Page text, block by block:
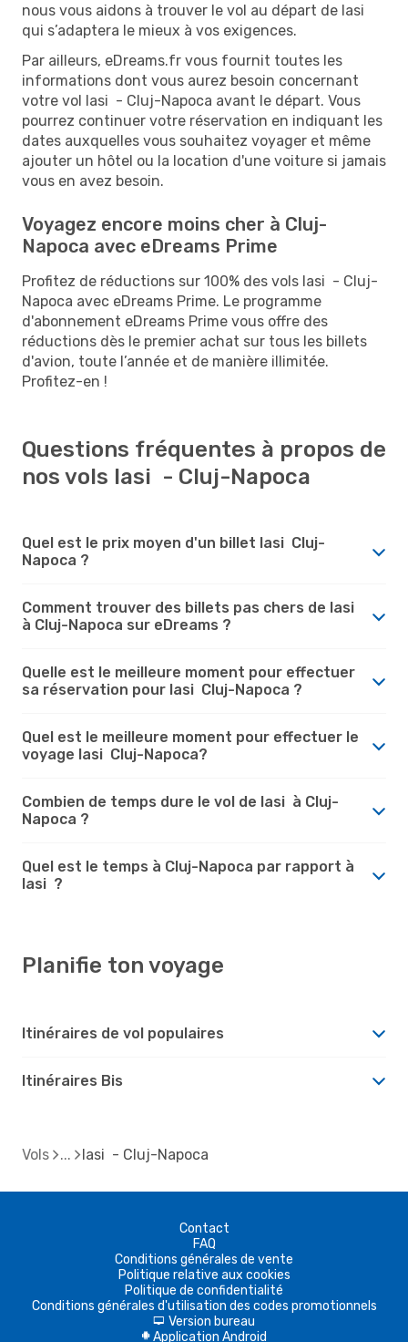
nous vous aidons à trouver le vol au départ de Iasi
qui s’adaptera le mieux à vos exigences.
Par ailleurs, eDreams.fr vous fournit toutes les
informations dont vous aurez besoin concernant
votre vol Iasi - Cluj-Napoca avant le départ. Vous
pourrez continuer votre réservation en indiquant les
dates auxquelles vous souhaitez voyager et même
ajouter un hôtel ou la location d'une voiture si jamais
vous en avez besoin.
Voyagez encore moins cher à Cluj-
Napoca avec eDreams Prime
Profitez de réductions sur 100% des vols Iasi - Cluj-
Napoca avec eDreams Prime. Le programme
d'abonnement eDreams Prime vous offre des
réductions dès le premier achat sur tous les billets
d'avion, toute l’année et de manière illimitée.
Profitez-en !
Questions fréquentes à propos de
nos vols Iasi - Cluj-Napoca
Quel est le prix moyen d'un billet Iasi Cluj-
Napoca ?
Comment trouver des billets pas chers de Iasi
à Cluj-Napoca sur eDreams ?
Quelle est le meilleure moment pour effectuer
sa réservation pour Iasi Cluj-Napoca ?
Quel est le meilleure moment pour effectuer le
voyage Iasi Cluj-Napoca?
Combien de temps dure le vol de Iasi à Cluj-
Napoca ?
Quel est le temps à Cluj-Napoca par rapport à
Iasi ?
Planifie ton voyage
Itinéraires de vol populaires
Itinéraires Bis
Vols Iasi - Cluj-Napoca
Contact
FAQ
Conditions générales de vente
Politique relative aux cookies
Politique de confidentialité
Conditions générales d'utilisation des codes promotionnels
d Version bureau
A Application Android